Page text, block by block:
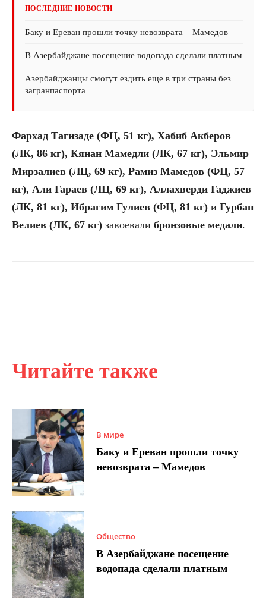
Читайте также
В мире
Баку и Ереван прошли точку
невозврата – Мамедов
Общество
В Азербайджане посещение
водопада сделали платным
ПОСЛЕДНИЕ НОВОСТИ
Баку и Ереван прошли точку невозврата – Мамедов
В Азербайджане посещение водопада сделали платным
Азербайджанцы смогут ездить еще в три страны без
загранпаспорта
Фархад Тагизаде (ФЦ, 51 кг), Хабиб Акберов
(ЛК, 86 кг), Кянан Мамедли (ЛК, 67 кг), Эльмир
Мирзалиев (ЛЦ, 69 кг), Рамиз Мамедов (ФЦ, 57
кг), Али Гараев (ЛЦ, 69 кг), Аллахверди Гаджиев
(ЛК, 81 кг), Ибрагим Гулиев (ФЦ, 81 кг) и Гурбан
Велиев (ЛК, 67 кг) завоевали бронзовые медали.